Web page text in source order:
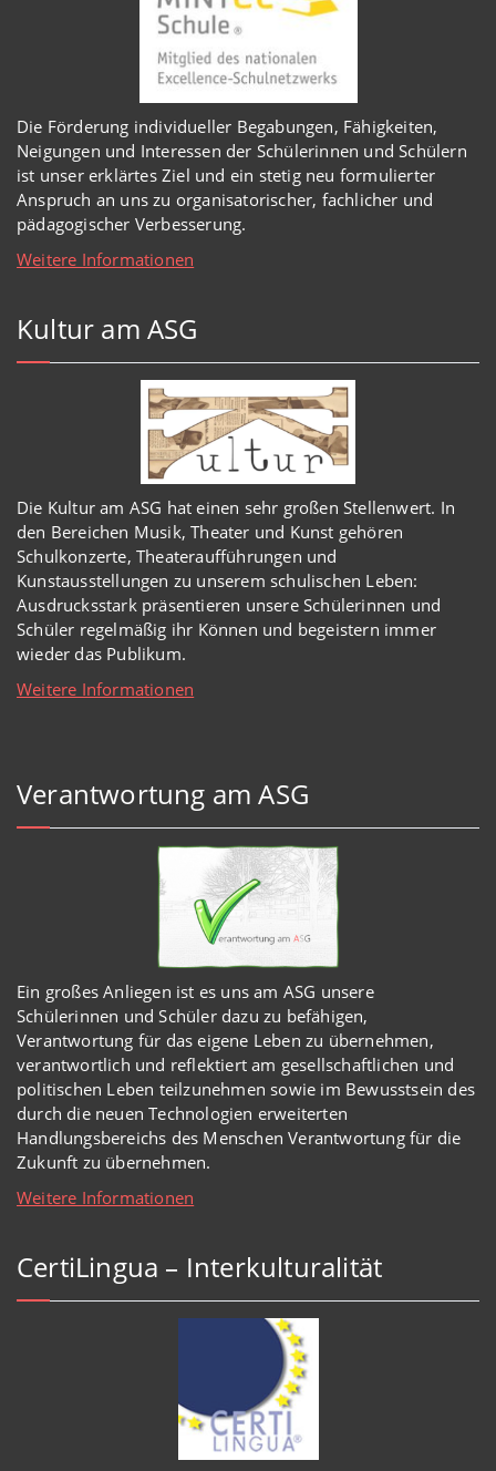
Die Förderung individueller Begabungen, Fähigkeiten,
Neigungen und Interessen der Schülerinnen und Schülern
ist unser erklärtes Ziel und ein stetig neu formulierter
Anspruch an uns zu organisatorischer, fachlicher und
pädagogischer Verbesserung.
Weitere Informationen
Kultur am ASG
Die Kultur am ASG hat einen sehr großen Stellenwert. In
den Bereichen Musik, Theater und Kunst gehören
Schulkonzerte, Theateraufführungen und
Kunstausstellungen zu unserem schulischen Leben:
Ausdrucksstark präsentieren unsere Schülerinnen und
Schüler regelmäßig ihr Können und begeistern immer
wieder das Publikum.
Weitere Informationen
Verantwortung am ASG
Ein großes Anliegen ist es uns am ASG unsere
Schülerinnen und Schüler dazu zu befähigen,
Verantwortung für das eigene Leben zu übernehmen,
verantwortlich und reflektiert am gesellschaftlichen und
politischen Leben teilzunehmen sowie im Bewusstsein des
durch die neuen Technologien erweiterten
Handlungsbereichs des Menschen Verantwortung für die
Zukunft zu übernehmen.
Weitere Informationen
CertiLingua – Interkulturalität